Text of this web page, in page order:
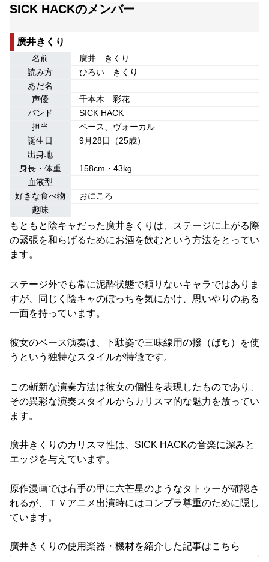
SICK HACKのメンバー
廣井きくり
名前
廣井 きくり
読み方
ひろい きくり
あだ名
声優
千本木 彩花
バンド
SICK HACK
担当
ベース、ヴォーカル
誕生日
9月28日（25歳）
出身地
身長・体重
158cm・43kg
血液型
好きな食べ物
おにころ
趣味
もともと陰キャだった廣井きくりは、ステージに上がる際
の緊張を和らげるためにお酒を飲むという方法をとってい
ます。
ステージ外でも常に泥酔状態で頼りないキャラではありま
すが、同じく陰キャのぼっちを気にかけ、思いやりのある
一面を持っています。
彼女のベース演奏は、下駄姿で三味線用の撥（ばち）を使
うという独特なスタイルが特徴です。
この斬新な演奏方法は彼女の個性を表現したものであり、
その異彩な演奏スタイルからカリスマ的な魅力を放ってい
ます。
廣井きくりのカリスマ性は、SICK HACKの音楽に深みと
エッジを与えています。
原作漫画では右手の甲に六芒星のようなタトゥーが確認さ
れるが、ＴＶアニメ出演時にはコンプラ尊重のために隠し
ています。
廣井きくりの使用楽器・機材を紹介した記事はこちら